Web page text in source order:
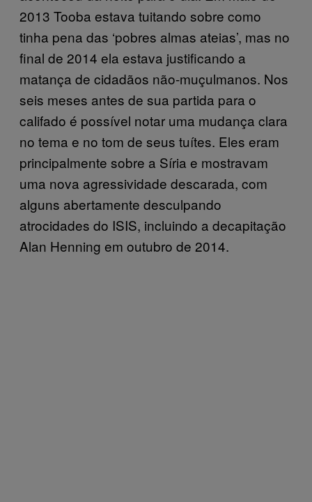
2013 Tooba estava tuitando sobre como
tinha pena das ‘pobres almas ateias’, mas no
final de 2014 ela estava justificando a
matança de cidadãos não-muçulmanos. Nos
seis meses antes de sua partida para o
califado é possível notar uma mudança clara
no tema e no tom de seus tuítes. Eles eram
principalmente sobre a Síria e mostravam
uma nova agressividade descarada, com
alguns abertamente desculpando
atrocidades do ISIS, incluindo a decapitação
Alan Henning em outubro de 2014.